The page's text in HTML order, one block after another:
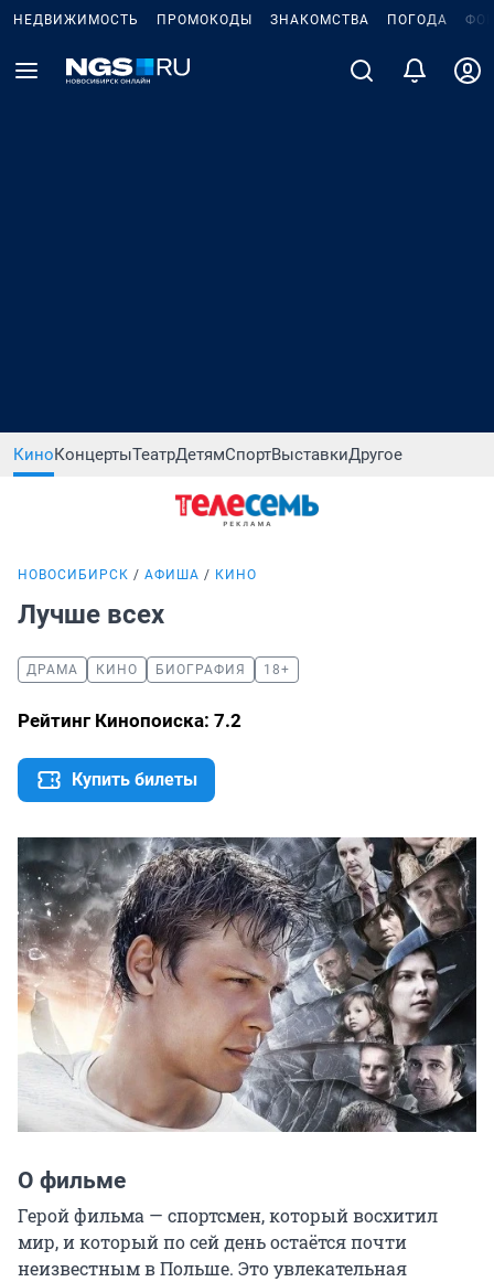
НЕДВИЖИМОСТЬ ПРОМОКОДЫ ЗНАКОМСТВА ПОГОДА
КиноКонцертыТеатрДетямСпортВыставкиДругое
НОВОСИБИРСК АФИША КИНО
Лучше всех
ДРАМА КИНО БИОГРАФИЯ 18+
Рейтинг Кинопоиска: 7.2
Купить билеты
О фильме
Герой фильма — спортсмен, который восхитил
мир, и который по сей день остаётся почти
неизвестным в Польше. Это увлекательная